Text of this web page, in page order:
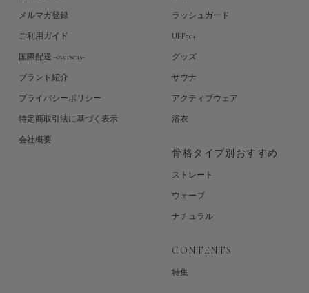
メルマガ登録
ご利用ガイド
国際配送 -overseas-
ブランド紹介
プライバシーポリシー
特定商取引法に基づく表示
会社概要
ラッシュガード
UPF50+
グッズ
サウナ
アクティブウェア
浴衣
骨格タイプ別おすすめ
ストレート
ウェーブ
ナチュラル
CONTENTS
特集